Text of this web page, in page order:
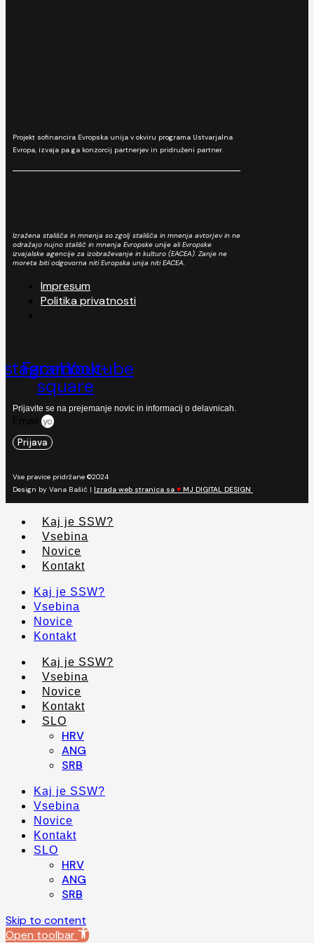
Projekt sofinancira Evropska unija v okviru programa Ustvarjalna
Evropa, izvaja pa ga konzorcij partnerjev in pridruženi partner.
Izražena stališča in mnenja so zgolj stališča in mnenja avtorjev in ne
odražajo nujno stališč in mnenja Evropske unije ali Evropske
izvajalske agencije za izobraževanje in kulturo (EACEA). Zanje ne
moreta biti odgovorna niti Evropska unija niti EACEA.
Impresum
Politika privatnosti
Facebook-
square
Youtube
Prijavite se na prejemanje novic in informacij o delavnicah.
Prijava
Vse pravice pridržane ©2024
Design by Vana Bašić | Izrada web stranica sa ♥ MJ DIGITAL DESIGN
Kaj je SSW?
Vsebina
Novice
Kontakt
Kaj je SSW?
Vsebina
Novice
Kontakt
Kaj je SSW?
Vsebina
Novice
Kontakt
SLO
HRV
ANG
SRB
Kaj je SSW?
Vsebina
Novice
Kontakt
SLO
HRV
ANG
SRB
Skip to content
Open toolbar